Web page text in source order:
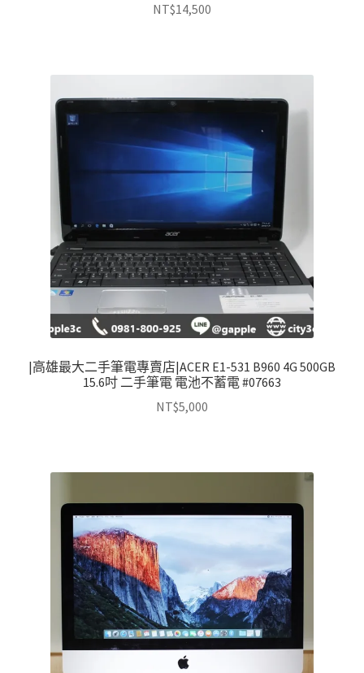
NT$14,500
|高雄最大二手筆電專賣店|ACER E1-531 B960 4G 500GB
15.6吋 二手筆電 電池不蓄電 #07663
NT$5,000